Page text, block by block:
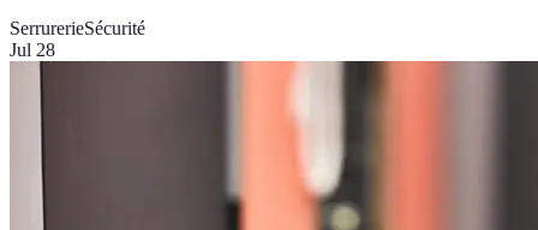
SerrurerieSécurité
Jul 28